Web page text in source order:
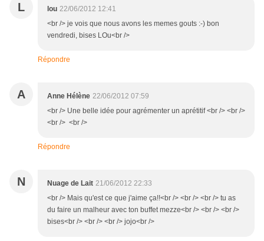
L lou 22/06/2012 12:41
<br /> je vois que nous avons les memes gouts :-) bon
vendredi, bises LOu<br />
Répondre
A Anne Hélène 22/06/2012 07:59
<br /> Une belle idée pour agrémenter un aprétitif <br /> <br />
<br /> <br />
Répondre
N Nuage de Lait 21/06/2012 22:33
<br /> Mais qu'est ce que j'aime ça!!<br /> <br /> <br /> tu as
du faire un malheur avec ton buffet mezze<br /> <br /> <br />
bises<br /> <br /> <br /> jojo<br />